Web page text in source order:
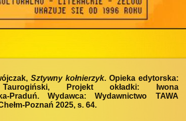
Sztywny kołnierzyk. Opieka edytorska:
Taurogiński, Projekt okładki: Iwona
Praduń. Wydawca: Wydawnictwo TAWA
Poznań 2025, s. 64.